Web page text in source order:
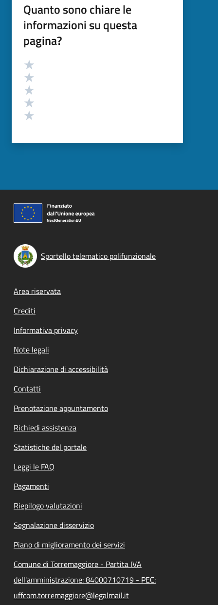
Quanto sono chiare le
informazioni su questa
pagina?
Valutazione
Sportello telematico polifunzionale
Footer menu
Area riservata
Crediti
Informativa privacy
Note legali
Dichiarazione di accessibilità
Contatti
Prenotazione appuntamento
Richiedi assistenza
Statistiche del portale
Leggi le FAQ
Pagamenti
Riepilogo valutazioni
Segnalazione disservizio
Piano di miglioramento dei servizi
Comune di Torremaggiore - Partita IVA
dell'amministrazione: 84000710719 - PEC:
uffcom.torremaggiore@legalmail.it